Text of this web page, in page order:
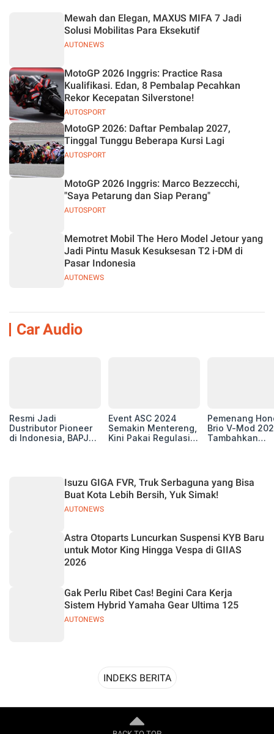
Basis Produksi
2026
AUTONEWS
Mewah dan Elegan, MAXUS MIFA 7 Jadi
Solusi Mobilitas Para Eksekutif
AUTOSPORT
MotoGP 2026 Inggris: Practice Rasa
Kualifikasi. Edan, 8 Pembalap Pecahkan
Rekor Kecepatan Silverstone!
AUTOSPORT
MotoGP 2026: Daftar Pembalap 2027,
Tinggal Tunggu Beberapa Kursi Lagi
AUTOSPORT
MotoGP 2026 Inggris: Marco Bezzecchi,
"Saya Petarung dan Siap Perang"
AUTONEWS
Memotret Mobil The Hero Model Jetour yang
Jadi Pintu Masuk Kesuksesan T2 i-DM di
Pasar Indonesia
Car Audio
Resmi Jadi
Dustributor Pioneer
di Indonesia, BAPJ
Event ASC 2024
Semakin Mentereng,
Kini Pakai Regulasi
Pemenang
Brio V-Mod
Tambahkan
AUTONEWS
Isuzu GIGA FVR, Truk Serbaguna yang Bisa
Buat Kota Lebih Bersih, Yuk Simak!
Astra Otoparts Luncurkan Suspensi KYB Baru
untuk Motor King Hingga Vespa di GIIAS
2026
AUTONEWS
Gak Perlu Ribet Cas! Begini Cara Kerja
Sistem Hybrid Yamaha Gear Ultima 125
INDEKS BERITA